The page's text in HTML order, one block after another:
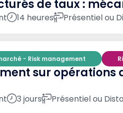
de taux :
14 heures Présentiel ou
- Risk management
sur opérations
3 jours Présentiel ou